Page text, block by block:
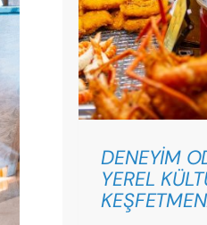
DENEYİM
YEREL